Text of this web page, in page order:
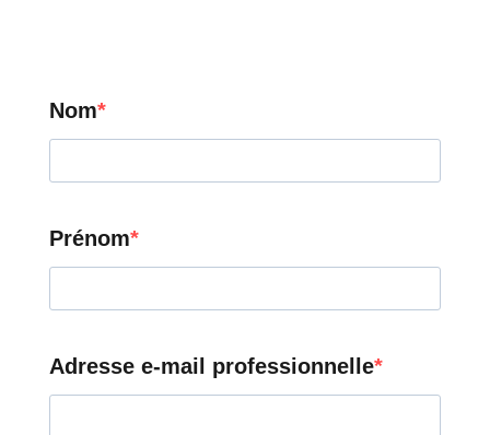
Nom
Prénom
Adresse e-mail professionnelle